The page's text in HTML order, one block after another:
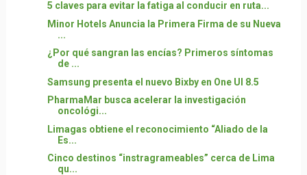
5 claves para evitar la fatiga al conducir en ruta...
Minor Hotels Anuncia la Primera Firma de su Nueva
...
¿Por qué sangran las encías? Primeros síntomas
de ...
Samsung presenta el nuevo Bixby en One UI 8.5
PharmaMar busca acelerar la investigación
oncológi...
Limagas obtiene el reconocimiento “Aliado de la
Es...
Cinco destinos “instragrameables” cerca de Lima
qu...